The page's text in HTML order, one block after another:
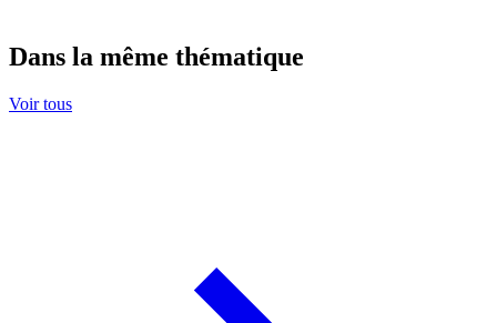
Dans la même thématique
Voir tous